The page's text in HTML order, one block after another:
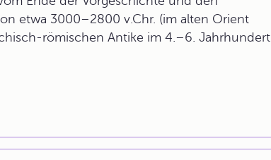
etwa 3000–2800 v.Chr. (im alten Orient
römischen Antike im 4.–6. Jahrhundert